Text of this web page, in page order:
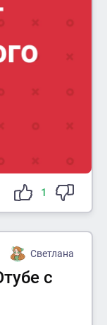
1
Светлана
с